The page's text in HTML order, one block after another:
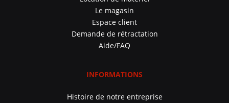
Le magasin
Espace client
Demande de rétractation
Aide/FAQ
INFORMATIONS
Histoire de notre entreprise